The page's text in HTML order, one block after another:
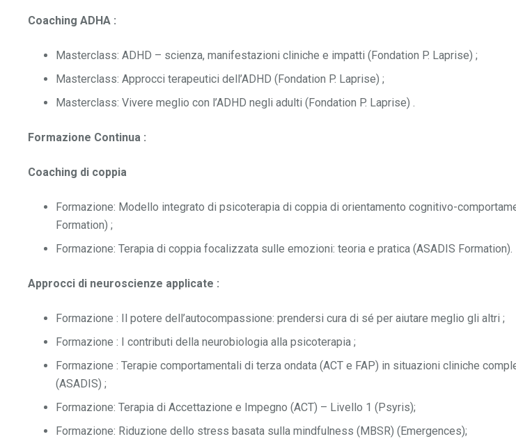
Coaching ADHA :
Masterclass: ADHD – scienza, manifestazioni cliniche e impatti (Fondation P. Laprise) ;
Masterclass: Approcci terapeutici dell’ADHD (Fondation P. Laprise) ;
Masterclass: Vivere meglio con l’ADHD negli adulti (Fondation P. Laprise) .
Formazione Continua :
Coaching di coppia
Formazione: Modello integrato di psicoterapia di coppia di orientamento cognitivo-
Formation) ;
Formazione: Terapia di coppia focalizzata sulle emozioni: teoria e pratica (ASADIS Formation).
Approcci di neuroscienze applicate :
Formazione : Il potere dell’autocompassione: prendersi cura di sé per aiutare meglio gli altri ;
Formazione : I contributi della neurobiologia alla psicoterapia ;
Formazione : Terapie comportamentali di terza ondata (ACT e FAP) in situazioni cliniche
(ASADIS) ;
Formazione: Terapia di Accettazione e Impegno (ACT) – Livello 1 (Psyris);
Formazione: Riduzione dello stress basata sulla mindfulness (MBSR) (Emergences);